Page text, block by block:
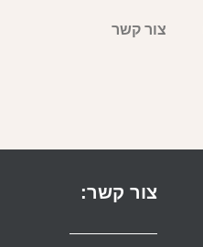
צור קשר
צור קשר: